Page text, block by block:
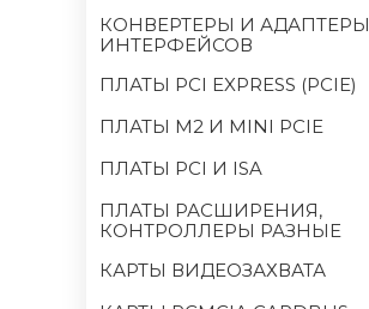
КОНВЕРТЕРЫ И АДАПТЕРЫ
ИНТЕРФЕЙСОВ
ПЛАТЫ PCI EXPRESS (PCIE)
ПЛАТЫ M2 И MINI PCIE
ПЛАТЫ PCI И ISA
ПЛАТЫ РАСШИРЕНИЯ,
КОНТРОЛЛЕРЫ РАЗНЫЕ
КАРТЫ ВИДЕОЗАХВАТА